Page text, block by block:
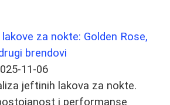
za nokte: Golden Rose,
brendovi
11-06
jeftinih lakova za nokte.
i performanse